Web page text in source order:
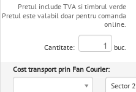
Pretul include TVA si timbrul verde
Pretul este valabil doar pentru comanda
online.
Cantitate: buc.
Cost transport prin Fan Courier:
Sector 2